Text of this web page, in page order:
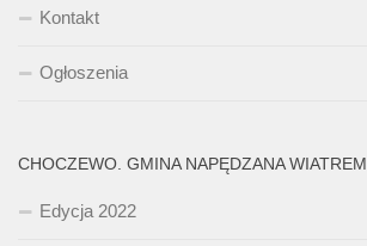
Kontakt
Ogłoszenia
CHOCZEWO. GMINA NAPĘDZANA WIATREM
Edycja 2022